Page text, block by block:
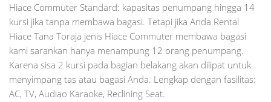
Hiace Commuter Standard: kapasitas penumpang hingga 14
kursi jika tanpa membawa bagasi. Tetapi jika Anda Rental
Hiace Tana Toraja jenis Hiace Commuter membawa bagasi
kami sarankan hanya menampung 12 orang penumpang.
Karena sisa 2 kursi pada bagian belakang akan dilipat untuk
menyimpang tas atau bagasi Anda. Lengkap dengan fasilitas:
AC, TV, Audiao Karaoke, Reclining Seat.